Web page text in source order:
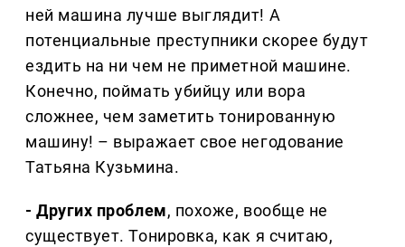
ней машина лучше выглядит! А
потенциальные преступники скорее будут
ездить на ни чем не приметной машине.
Конечно, поймать убийцу или вора
сложнее, чем заметить тонированную
машину! – выражает свое негодование
Татьяна Кузьмина.
- Других проблем, похоже, вообще не
существует. Тонировка, как я считаю,